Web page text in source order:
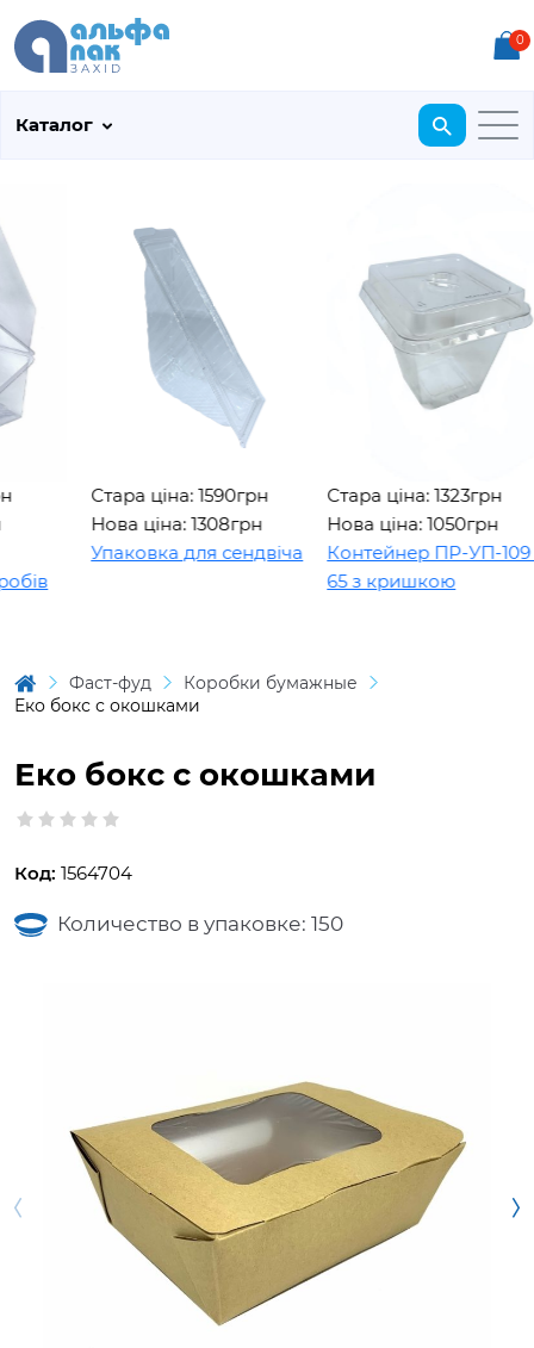
0
Каталог
Стара ціна: 1590грн
Нова ціна: 1308грн
Упаковка для сендвіча
Стара ціна: 1323грн
Нова ціна: 1050грн
Контейнер ПР-УП-109 х
65 з кришкою
Фаст-фуд
Коробки бумажные
Еко бокс с окошками
Еко бокс с окошками
Код: 1564704
Количество в упаковке: 150